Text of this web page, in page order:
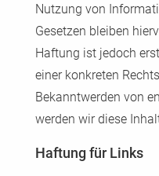
Nutzung von
Gesetzen bleiben
Haftung ist jedoch
einer konkreten
Bekanntwerden von
werden wir diese
Haftung für Links